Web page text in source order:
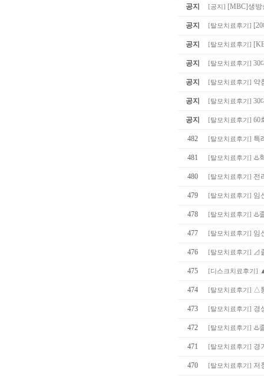
공지 [공지 ] [MBC]생방
공지 [탈모치료후기 ]
공지 [탈모치료후기 ]
공지 [탈모치료후기 ] 30
공지 [탈모치료후기 ] 약
공지 [탈모치료후기 ] 30
공지 [탈모치료후기 ] 60
482 [탈모치료후기 ] 특
481 [탈모치료후기 ] ♨️
480 [탈모치료후기 ] 전
479 [탈모치료후기 ] 임
478 [탈모치료후기 ] ♨️
477 [탈모치료후기 ] 임
476 [탈모치료후기 ] ⊿
475 [디스크치료후기 ]
474 [탈모치료후기 ] △
473 [탈모치료후기 ] 경
472 [탈모치료후기 ] ♨️
471 [탈모치료후기 ] 경
470 [탈모치료후기 ] 저